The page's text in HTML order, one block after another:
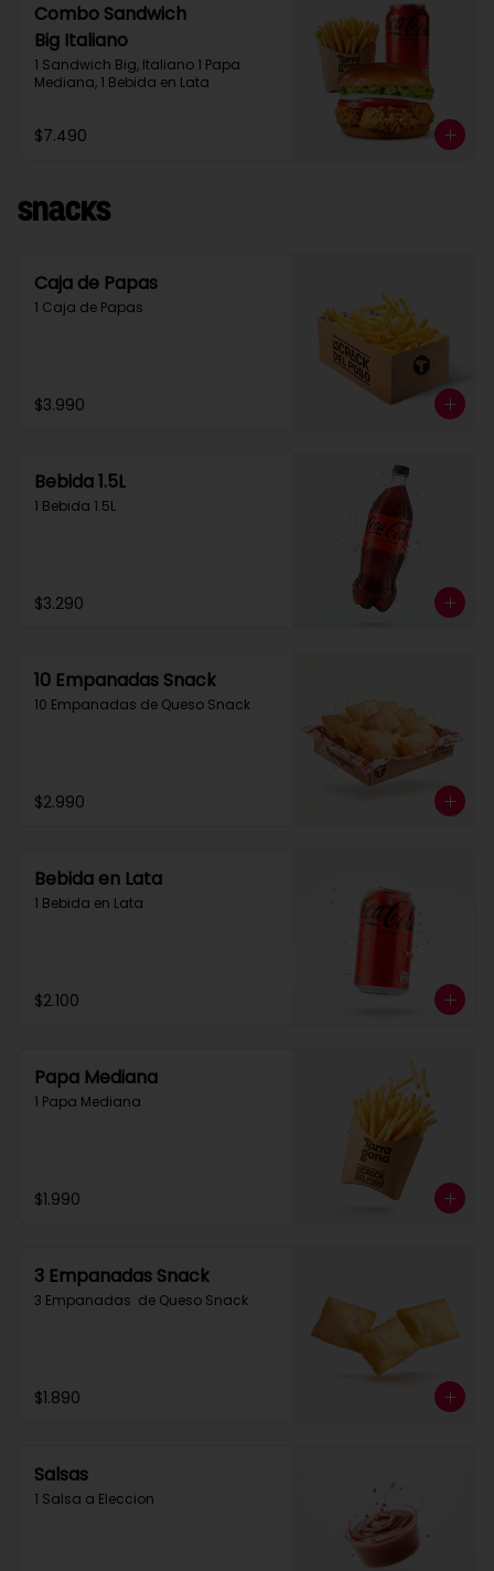
Combo Sandwich
Big Italiano
1 Sandwich Big, Italiano 1 Papa
Mediana, 1 Bebida en Lata
$7.490
Snacks
Caja de Papas
1 Caja de Papas
$3.990
Bebida 1.5L
1 Bebida 1.5L
$3.290
10 Empanadas Snack
10 Empanadas de Queso Snack
$2.990
Bebida en Lata
1 Bebida en Lata
$2.100
Papa Mediana
1 Papa Mediana
$1.990
3 Empanadas Snack
3 Empanadas  de Queso Snack
$1.890
Salsas
1 Salsa a Eleccion